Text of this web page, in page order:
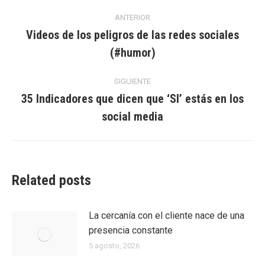
entre
ANTERIOR
anterior:
Videos de los peligros de las redes sociales
(#humor)
SIGUIENTE
Entrada
siguiente:
35 Indicadores que dicen que ‘SI’ estás en los
social media
Related posts
La cercanía con el cliente nace de una
presencia constante
5 agosto, 2026